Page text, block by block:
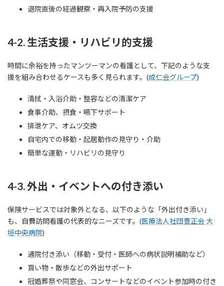
退院直後の経過観察・再入院予防の支援
4-2. 生活支援・リハビリ的支援
時間に余裕を持ったマンツーマンの看護として、下記のような支
援を組み合わせるケースも多く見られます。(成仁会グループ)
清拭・入浴介助・整容などの清潔ケア
食事介助、摂食・嚥下サポート
排泄ケア、オムツ交換
自宅内での移動・起居動作の見守り・介助
簡単な運動・リハビリの見守り
4-3. 外出・イベントへの付き添い
保険サービスでは対象外となる、以下のような「外出付き添い」
も、自費訪問看護の代表的なニーズです。(医療法人社団豊正会 大
垣中央病院)
通院付き添い（移動・受付・医師への病状説明補助など）
買い物・散歩などの外出サポート
冠婚葬祭や同窓会、コンサートなどのイベント参加時の付き